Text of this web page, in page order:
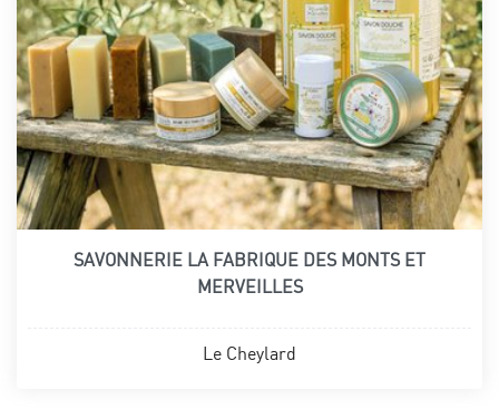
SAVONNERIE LA FABRIQUE DES MONTS ET
MERVEILLES
Le Cheylard